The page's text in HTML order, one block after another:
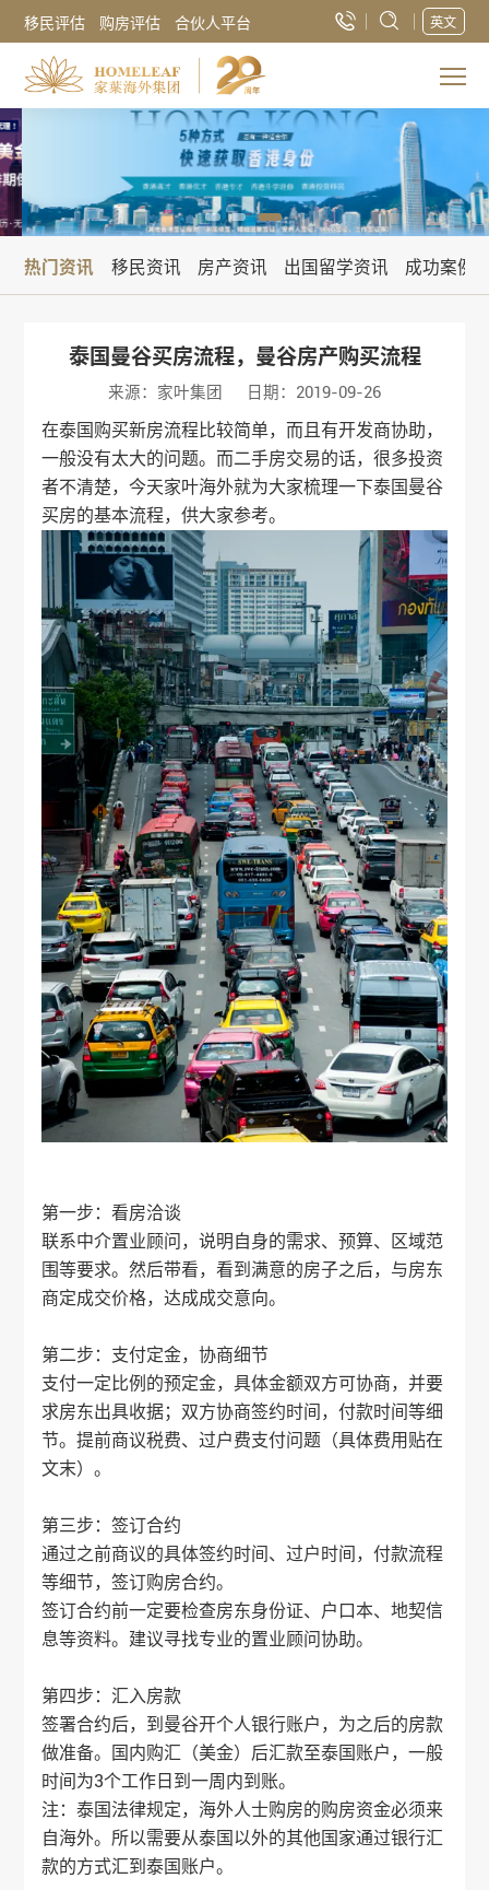
移民评估 购房评估 合伙人平台 英文
热门资讯 移民资讯 房产资讯 出国留学资讯 成功案例
泰国曼谷买房流程，曼谷房产购买流程
来源：家叶集团 日期：2019-09-26
在泰国购买新房流程比较简单，而且有开发商协助，
一般没有太大的问题。而二手房交易的话，很多投资
者不清楚，今天家叶海外就为大家梳理一下泰国曼谷
买房的基本流程，供大家参考。
第一步：看房洽谈
联系中介置业顾问，说明自身的需求、预算、区域范
围等要求。然后带看，看到满意的房子之后，与房东
商定成交价格，达成成交意向。
第二步：支付定金，协商细节
支付一定比例的预定金，具体金额双方可协商，并要
求房东出具收据；双方协商签约时间，付款时间等细
节。提前商议税费、过户费支付问题（具体费用贴在
文末）。
第三步：签订合约
通过之前商议的具体签约时间、过户时间，付款流程
等细节，签订购房合约。
签订合约前一定要检查房东身份证、户口本、地契信
息等资料。建议寻找专业的置业顾问协助。
第四步：汇入房款
签署合约后，到曼谷开个人银行账户，为之后的房款
做准备。国内购汇（美金）后汇款至泰国账户，一般
时间为3个工作日到一周内到账。
注：泰国法律规定，海外人士购房的购房资金必须来
自海外。所以需要从泰国以外的其他国家通过银行汇
款的方式汇到泰国账户。